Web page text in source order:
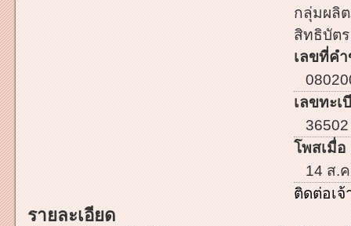
กลุ่มผลิ
สิทธิบัตร
เลขที่ค
เลขทะเ
36502
โพสเมื่อ
14 ส.
ติดต่อเจ้
รายละเอียด